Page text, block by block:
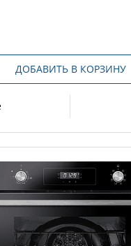
ДОБАВИТЬ В КОРЗИНУ